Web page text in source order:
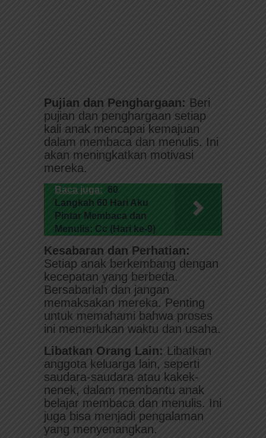
Pujian dan Penghargaan: Beri
pujian dan penghargaan setiap
kali anak mencapai kemajuan
dalam membaca dan menulis. Ini
akan meningkatkan motivasi
mereka.
Baca juga: 60
Langkah 60 Hari Aku
Pintar Membaca dan
Menulis: Cc (Hari ke-9)
Kesabaran dan Perhatian:
Setiap anak berkembang dengan
kecepatan yang berbeda.
Bersabarlah dan jangan
memaksakan mereka. Penting
untuk memahami bahwa proses
ini memerlukan waktu dan usaha.
Libatkan Orang Lain: Libatkan
anggota keluarga lain, seperti
saudara-saudara atau kakek-
nenek, dalam membantu anak
belajar membaca dan menulis. Ini
juga bisa menjadi pengalaman
yang menyenangkan.